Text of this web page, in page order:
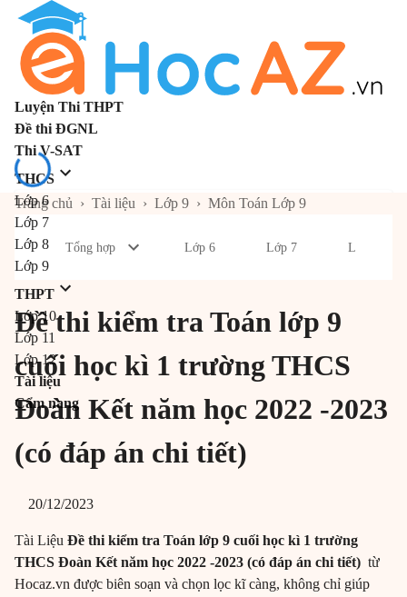
Luyện Thi THPT
Đề thi ĐGNL
Thi V-SAT
THCS
Lớp 6
Lớp 7
Lớp 8
Lớp 9
THPT
Lớp 10
Lớp 11
Lớp 12
Tài liệu
Cẩm nang
Trang chủ › Tài liệu › Lớp 9 › Môn Toán Lớp 9
Tổng hợp Lớp 6 Lớp 7 Lớp 8
Đề thi kiểm tra Toán lớp 9
cuối học kì 1 trường THCS
Đoàn Kết năm học 2022 -2023
(có đáp án chi tiết)
20/12/2023
Tài Liệu Đề thi kiểm tra Toán lớp 9 cuối học kì 1 trường
THCS Đoàn Kết năm học 2022 -2023 (có đáp án chi tiết) từ
Hocaz.vn được biên soạn và chọn lọc kĩ càng, không chỉ giúp